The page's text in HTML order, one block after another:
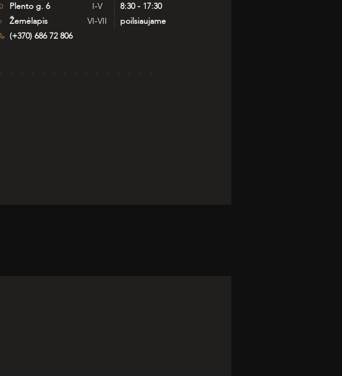
Plento g. 6
Žemėlapis
(+370) 686 72 806
I-V
8:30 - 17:30
VI-VII
poilsiaujame